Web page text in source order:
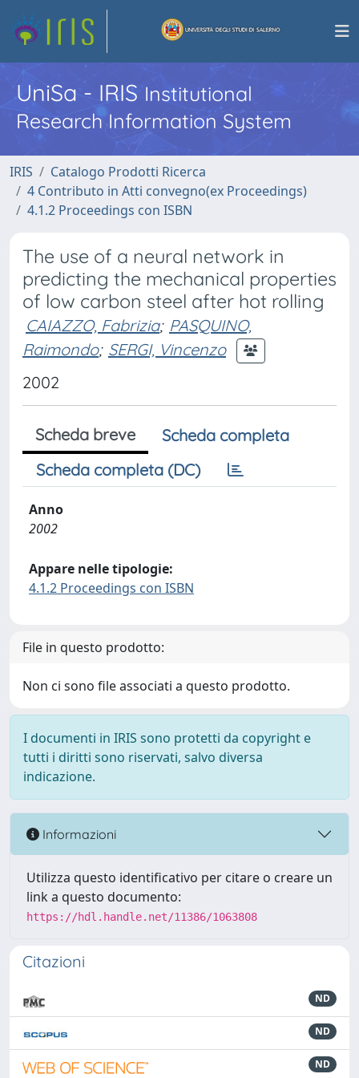
UniSa - IRISInstitutional
Research Information System
IRIS
Catalogo Prodotti Ricerca
4 Contributo in Atti convegno(ex Proceedings)
4.1.2 Proceedings con ISBN
The use of a neural network in
predicting the mechanical properties
of low carbon steel after hot rolling
CAIAZZO, Fabrizia; PASQUINO,
Raimondo; SERGI, Vincenzo
2002
Scheda breve
Scheda completa
Scheda completa (DC)
Anno
2002
Appare nelle tipologie:
4.1.2 Proceedings con ISBN
File in questo prodotto:
Non ci sono file associati a questo prodotto.
I documenti in IRIS sono protetti da copyright e
tutti i diritti sono riservati, salvo diversa
indicazione.
Informazioni
Utilizza questo identificativo per citare o creare un
link a questo documento:
https://hdl.handle.net/11386/1063808
Citazioni
ND
ND
ND